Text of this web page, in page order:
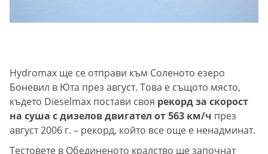
Hydromax ще се отправи към Соленото езеро
Боневил в Юта през август. Това е същото място,
където Dieselmax постави своя рекорд за скорост
на суша с дизелов двигател от 563 км/ч през
август 2006 г. – рекорд, който все още е ненадминат.
Тестовете в Обединеното кралство ще започнат